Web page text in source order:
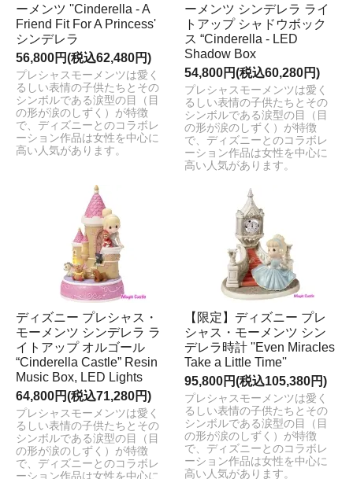
ーメンツ ''Cinderella - A
Friend Fit For A Princess'
シンデレラ
56,800円(税込62,480円)
プレシャスモーメンツは愛く
るしい表情の子供たちとその
シンボルである涙型の目（目
の形が涙のしずく）が特徴
で、ディズニーとのコラボレ
ーション作品は女性を中心に
高い人気があります。
ーメンツ シンデレラ ライ
トアップ シャドウボック
ス “Cinderella - LED
Shadow Box
54,800円(税込60,280円)
プレシャスモーメンツは愛く
るしい表情の子供たちとその
シンボルである涙型の目（目
の形が涙のしずく）が特徴
で、ディズニーとのコラボレ
ーション作品は女性を中心に
高い人気があります。
ディズニー プレシャス・
モーメンツ シンデレラ ラ
イトアップ オルゴール
“Cinderella Castle” Resin
Music Box, LED Lights
64,800円(税込71,280円)
プレシャスモーメンツは愛く
るしい表情の子供たちとその
シンボルである涙型の目（目
の形が涙のしずく）が特徴
で、ディズニーとのコラボレ
ーション作品は女性を中心に
【限定】ディズニー プレ
シャス・モーメンツ シン
デレラ時計 ''Even Miracles
Take a Little Time''
95,800円(税込105,380円)
プレシャスモーメンツは愛く
るしい表情の子供たちとその
シンボルである涙型の目（目
の形が涙のしずく）が特徴
で、ディズニーとのコラボレ
ーション作品は女性を中心に
高い人気があります。